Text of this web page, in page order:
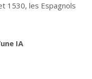
1530, les Espagnols
IA